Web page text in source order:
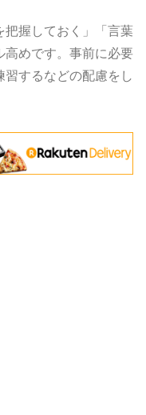
握しておく」「 言葉
高めです。事前に必要
習するなどの配慮をし